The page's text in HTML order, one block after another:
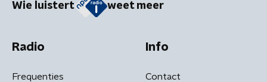
Wie luistert weet meer
Radio
Frequenties
Info
Contact